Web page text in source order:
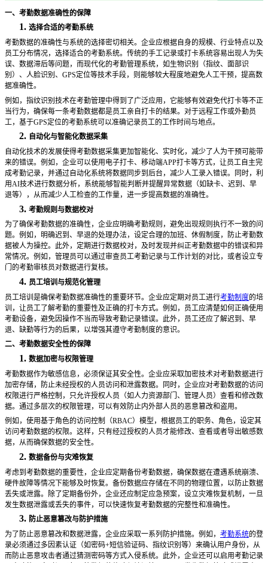
一、考勤数据准确性的保障
1. 选择合适的考勤系统
考勤数据的准确性与系统的选择密切相关。企业应根据自身的规模、行业特点以及
员工分布情况，选择适合的考勤系统。传统的手工记录或打卡系统容易出现人为失
误、数据滞后等问题，而现代化的考勤管理系统，如生物识别（指纹、面部识
别）、人脸识别、 GPS定位等技术手段，则能够较大程度地避免人工干预，提高数
据准确性。
例如，指纹识别技术在考勤管理中得到了广泛应用，它能够有效避免代打卡等不正
当行为，确保每一条考勤数据都是员工亲自打卡的结果。对于远程工作或外勤员
工，基于GPS定位的考勤系统可以准确记录员工的工作时间与地点。
2. 自动化与智能化数据采集
自动化技术的发展使得考勤数据采集更加智能化、实时化，减少了人为干预可能带
来的错误。例如，企业可以使用电子打卡、移动端APP打卡等方式，让员工自主完
成考勤记录，并通过自动化系统将数据同步到后台，减少人工录入错误。同时，利
用AI技术进行数据分析，系统能够智能判断并提醒异常数据（如缺卡、迟到、早
退等），从而减少人工检查的工作量，进一步提高数据的准确性。
3. 考勤规则与数据校对
为了确保考勤数据的准确性，企业应明确考勤规则，避免出现规则执行不一致的问
题。例如，明确迟到、早退的处理办法，设定合理的加班、休假制度，防止考勤数
据被人为操控。此外，定期进行数据校对，及时发现并纠正考勤数据中的错误和异
常情况。例如，管理员可以通过审查员工考勤记录与工作计划的对比，或者设立专
门的考勤审核员对数据进行复核。
4. 员工培训与规范化管理
员工培训是确保考勤数据准确性的重要环节。企业应定期对员工进行考勤制度的培
训，让员工了解考勤的重要性及正确的打卡方式。例如，员工应清楚如何正确使用
考勤设备，避免因操作不当而导致考勤记录错误。此外，员工还应了解迟到、早
退、缺勤等行为的后果，以增强其遵守考勤制度的意识。
二、考勤数据安全性的保障
1. 数据加密与权限管理
考勤数据作为敏感信息，必须保证其安全性。企业应采取加密技术对考勤数据进行
加密存储，防止未经授权的人员访问和泄露数据。同时，企业应对考勤数据的访问
权限进行严格控制，只允许授权人员（如人力资源部门、管理人员）查看和修改数
据。通过多层次的权限管理，可以有效防止内外部人员的恶意篡改和盗用。
例如，使用基于角色的访问控制（RBAC）模型，根据员工的职务、角色，设定其
访问考勤数据的权限。这样，只有经过授权的人员才能修改、查看或者导出敏感数
据，从而确保数据的安全性。
2. 数据备份与灾难恢复
考虑到考勤数据的重要性，企业应定期备份考勤数据，确保数据在遭遇系统崩溃、
硬件故障等情况下能够及时恢复。备份数据应存储在不同的物理位置，以防止数据
丢失或泄露。除了定期备份外，企业还应制定应急预案，设立灾难恢复机制，一旦
发生数据泄露或丢失的事件，可以快速恢复考勤数据的完整性和准确性。
3. 防止恶意篡改与防护措施
为了防止恶意篡改和数据泄露，企业应采取一系列防护措施。例如， 考勤系统的登
录必须通过多因素认证（如密码+短信验证码、指纹识别等）来确认用户身份，从
而防止恶意攻击者通过猜测密码等方式入侵系统。此外，企业还可以启用考勤记录